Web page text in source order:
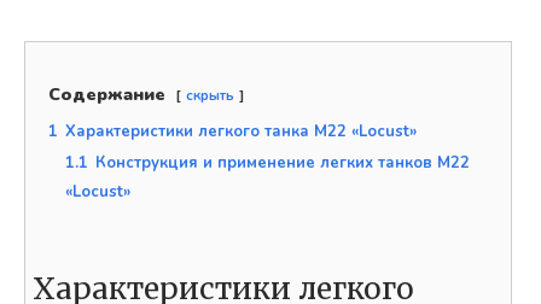
Содержание скрыть
1 Характеристики легкого танка M22 «Locust»
1.1 Конструкция и применение легких танков M22
«Locust»
Характеристики легкого